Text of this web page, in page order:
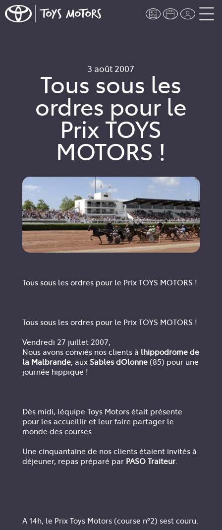
3 août 2007
Tous sous les
ordres pour le
Prix TOYS
MOTORS !
Tous sous les ordres pour le Prix TOYS MOTORS !
Tous sous les ordres pour le Prix TOYS MOTORS !
Vendredi 27 juillet 2007,
Nous avons conviés nos clients à lhippodrome de
la Malbrande, aux Sables dOlonne (85) pour une
journée hippique !
Dès midi, léquipe Toys Motors était présente
pour les accueillir et leur faire partager le
monde des courses.
Une cinquantaine de nos clients étaient invités à
déjeuner, repas préparé par PASO Traiteur.
A 14h, le Prix Toys Motors (course n°2) sest couru.